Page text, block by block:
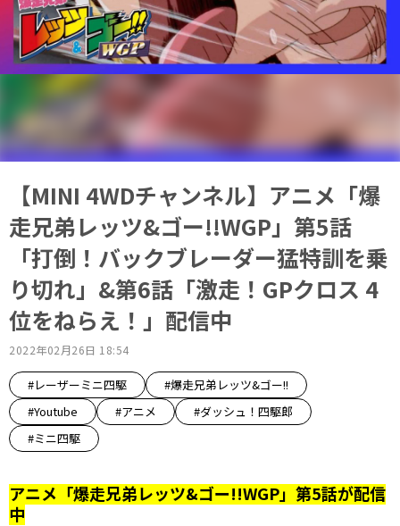
【MINI 4WDチャンネル】アニメ「爆
走兄弟レッツ&ゴー!!WGP」第5話
「打倒！バックブレーダー猛特訓を乗
り切れ」&第6話「激走！GPクロス 4
位をねらえ！」配信中
2022年02月26日 18:54
#レーザーミニ四駆
#爆走兄弟レッツ&ゴー!!
#Youtube
#アニメ
#ダッシュ！四駆郎
#ミニ四駆
アニメ「爆走兄弟レッツ&ゴー!!WGP」第5話が配信
中